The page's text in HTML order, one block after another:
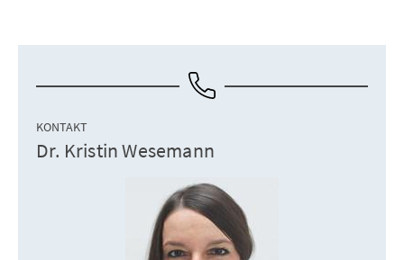
KONTAKT
Dr. Kristin Wesemann